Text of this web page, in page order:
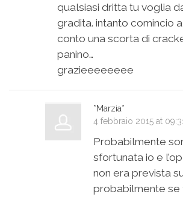
qualsiasi dritta tu voglia
gradita. intanto comincio
conto una scorta di
panino…
grazieeeeeeee
*Marzia*
4 febbraio 2015 at
Probabilmente
sfortunata io e
non era prevista
probabilmente se